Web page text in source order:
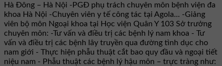
Hà Đông – Hà Nội -PGĐ phụ trách chuyên môn bệnh viện đa
khoa Hà Nội -Chuyên viên y tế công tác tại Agola... -Giảng
viên bộ môn Ngoại khoa tại Học viện Quân Y 103 Sở trưởng
chuyên môn: -Tư vấn và điều trị các bệnh lý nam khoa - Tư
vấn và điều trị các bệnh lây truyền qua đường tình dục cho
nam giới - Thực hiện phẫu thuật cắt bao quy đầu và ngoại tiết
niệu nam - Phẫu thuật các bệnh lý hậu môn – trực tràng như: